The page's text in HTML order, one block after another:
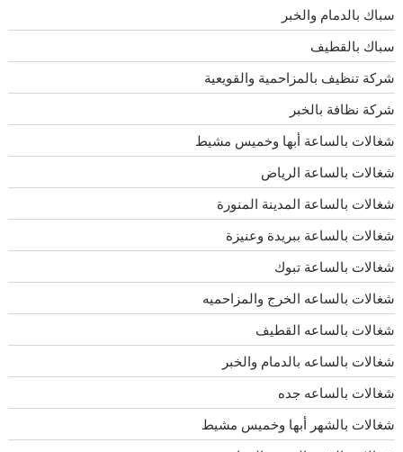
سباك بالدمام والخبر
سباك بالقطيف
شركة تنظيف بالمزاحمية والقويعية
شركة نظافة بالخبر
شغالات بالساعة أبها وخميس مشيط
شغالات بالساعة الرياض
شغالات بالساعة المدينة المنورة
شغالات بالساعة ببريدة وعنيزة
شغالات بالساعة تبوك
شغالات بالساعه الخرج والمزاحميه
شغالات بالساعه القطيف
شغالات بالساعه بالدمام والخبر
شغالات بالساعه جده
شغالات بالشهر أبها وخميس مشيط